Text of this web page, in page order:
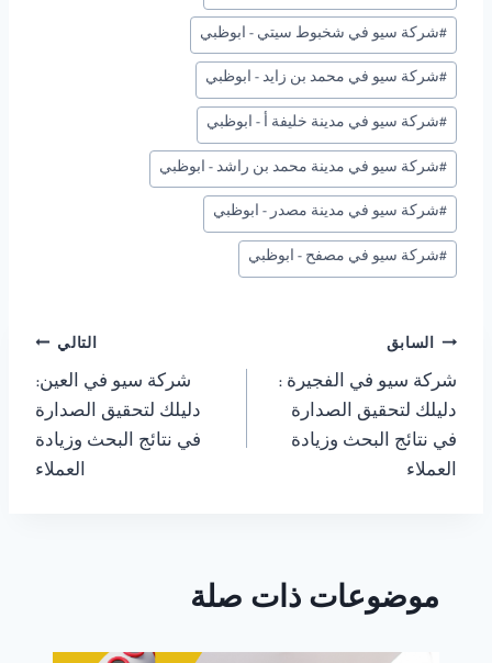
#شركة سيو في شخبوط سيتي - ابوظبي
#شركة سيو في محمد بن زايد - ابوظبي
#شركة سيو في مدينة خليفة أ - ابوظبي
#شركة سيو في مدينة محمد بن راشد - ابوظبي
#شركة سيو في مدينة مصدر - ابوظبي
#شركة سيو في مصفح - ابوظبي
تصفّح
المقالات
السابق
شركة سيو في الفجيرة :
دليلك لتحقيق الصدارة
في نتائج البحث وزيادة
العملاء
التالي
شركة سيو في العين:
دليلك لتحقيق الصدارة
في نتائج البحث وزيادة
العملاء
موضوعات ذات صلة